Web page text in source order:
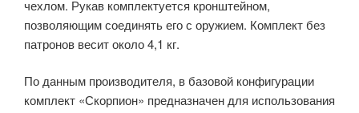
чехлом. Рукав комплектуется кронштейном,
позволяющим соединять его с оружием. Комплект без
патронов весит около 4,1 кг.
По данным производителя, в базовой конфигурации
комплект «Скорпион» предназначен для использования